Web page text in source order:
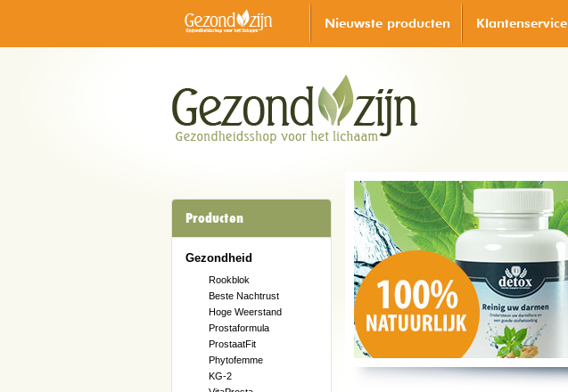
Nieuwste producten Klantenservice
Producten
Gezondheid
Rookblok
Beste Nachtrust
Hoge Weerstand
Prostaformula
ProstaatFit
Phytofemme
KG-2